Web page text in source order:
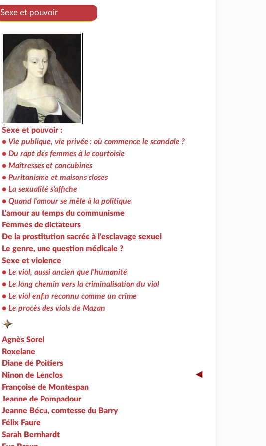
Sexe et pouvoir
Sexe et pouvoir :
• Vie publique, vie privée : où commence le scandale ?
• Du rapt des femmes à la courtoisie
• Maîtresses et concubines
• Puritanisme et maisons closes
• La sexualité s'affiche
• Quand l'amour se mêle à la politique
L'amour au temps du communisme
Femmes de dictateurs
De la prostitution sacrée à l'esclavage sexuel
Le genre, une question médicale ?
Sexe et violence
• Le viol, aussi ancien que l'humanité
• Le long chemin vers la criminalisation du viol
• Le viol enfin reconnu comme un crime
• Le procès des viols de Mazan
Agnès Sorel
Roxelane
Diane de Poitiers
Ninon de Lenclos
Françoise de Montespan
Jeanne de Pompadour
Jeanne Bécu, comtesse du Barry
Félix Faure
Sarah Bernhardt